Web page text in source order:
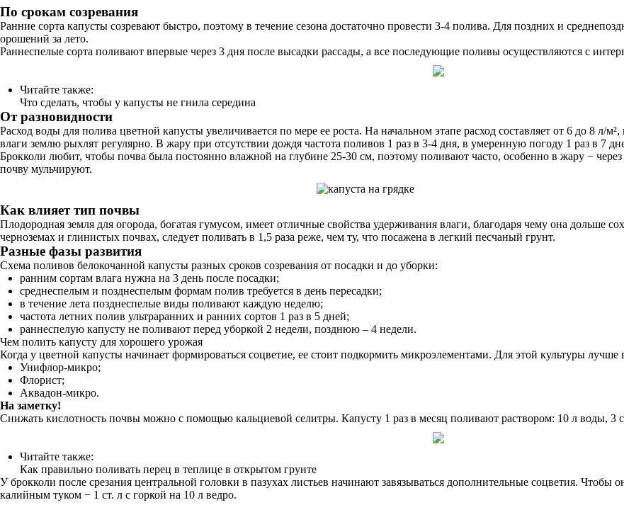
По срокам созревания
Ранние сорта капусты созревают быстро, поэтому в течение сезона достаточно провести 3-4 полива. Для поздних и
орошений за лето.
Раннеспелые сорта поливают впервые через 3 дня после высадки рассады, а все последующие поливы осуществляются с
Читайте также:
Что сделать, чтобы у капусты не гнила середина
От разновидности
Расход воды для полива цветной капусты увеличивается по мере ее роста. На начальном этапе расход составляет от 6 до 8 л/
влаги землю рыхлят регулярно. В жару при отсутствии дождя частота поливов 1 раз в 3-4 дня, в умеренную погоду 1 раз в 7
Брокколи любит, чтобы почва была постоянно влажной на глубине 25-30 см, поэтому поливают часто, особенно в жару −
почву мульчируют.
Как влияет тип почвы
Плодородная земля для огорода, богатая гумусом, имеет отличные свойства удерживания влаги, благодаря чему она дольше
черноземах и глинистых почвах, следует поливать в 1,5 раза реже, чем ту, что посажена в легкий песчаный грунт.
Разные фазы развития
Схема поливов белокочанной капусты разных сроков созревания от посадки и до уборки:
ранним сортам влага нужна на 3 день после посадки;
среднеспелым и позднеспелым формам полив требуется в день пересадки;
в течение лета позднеспелые виды поливают каждую неделю;
частота летних полив ультраранних и ранних сортов 1 раз в 5 дней;
раннеспелую капусту не поливают перед уборкой 2 недели, позднюю – 4 недели.
Чем полить капусту для хорошего урожая
Когда у цветной капусты начинает формироваться соцветие, ее стоит подкормить микроэлементами. Для этой культуры лучше
Унифлор-микро;
Флорист;
Аквадон-микро.
На заметку!
Снижать кислотность почвы можно с помощью кальциевой селитры. Капусту 1 раз в месяц поливают раствором: 10 л воды, 3
Читайте также:
Как правильно поливать перец в теплице в открытом грунте
У брокколи после срезания центральной головки в пазухах листьев начинают завязываться дополнительные соцветия.
калийным туком − 1 ст. л с горкой на 10 л ведро.